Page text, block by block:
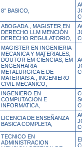
8° BASICO,
ABOGADA., MAGISTER EN
DERECHO LLM MENCIÓN
DERECHO REGULATORIO,
MAGISTER EN INGENIERIA
MECANICA Y MATERIALES,
DOUTOR EM CIÊNCIAS, EM
ENGENHARIA
METALURGICA E DE
MATERIAIS A., INGENIERO
CIVIL MECANICO,
INGENIERO EN
COMPUTACION E
INFORMATICA,
LICENCIA DE ENSEÑANZA
BASICA COMPLETA,
TECNICO EN
ADMINISTRACION